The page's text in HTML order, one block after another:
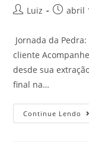
Luiz abril
Jornada da
cliente
desde sua
final na…
Continue Lendo